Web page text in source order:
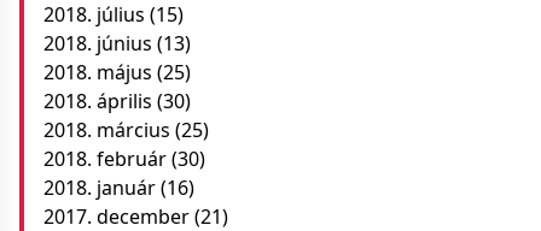
2018. július (15)
2018. június (13)
2018. május (25)
2018. április (30)
2018. március (25)
2018. február(30)
2018. január(16)
2017. december(21)